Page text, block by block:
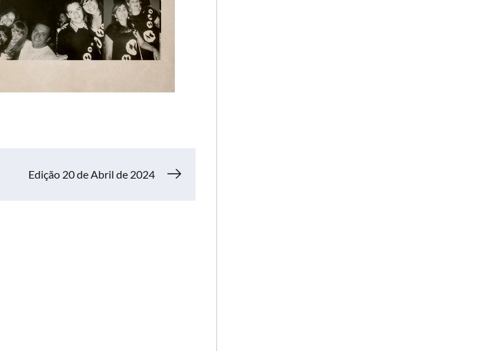
Edição 20 de Abril de 2024